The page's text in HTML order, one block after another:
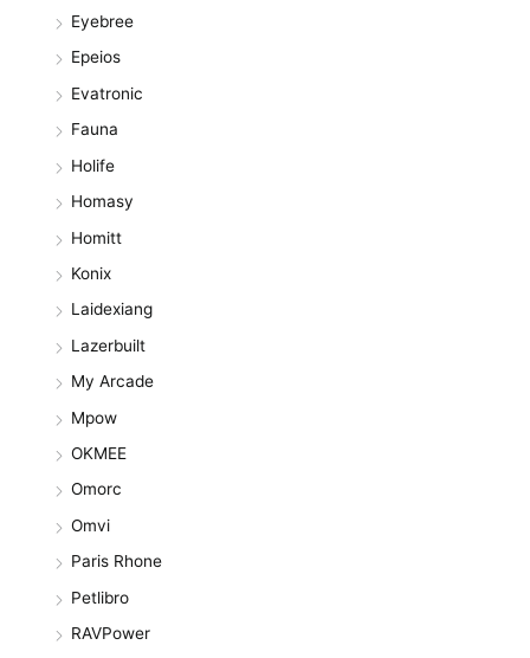
Eyebree
Epeios
Evatronic
Fauna
Holife
Homasy
Homitt
Konix
Laidexiang
Lazerbuilt
My Arcade
Mpow
OKMEE
Omorc
Omvi
Paris Rhone
Petlibro
RAVPower